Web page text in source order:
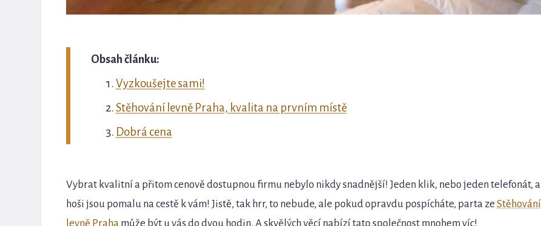
Obsah článku:
Vyzkoušejte sami!
Stěhování levně Praha, kvalita na prvním místě
Dobrá cena
Vybrat kvalitní a přitom cenově dostupnou firmu nebylo nikdy snadnější! Jeden klik, nebo jeden telefonát, a
hoši jsou pomalu na cestě k vám! Jistě, tak hrr, to nebude, ale pokud opravdu pospícháte, parta ze Stěhování
levně Prahamůže být u vás do dvou hodin. A skvělých věcí nabízí tato společnost mnohem víc!